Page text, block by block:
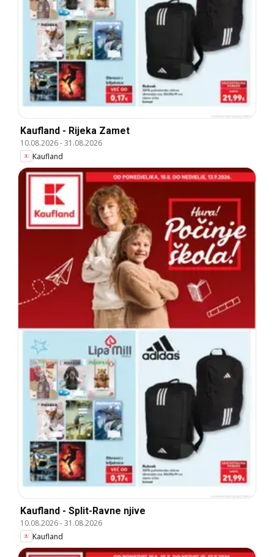
Kaufland - Rijeka Zamet
10.08.2026-31.08.2026
Kaufland
Kaufland - Split-Ravne njive
10.08.2026-31.08.2026
Kaufland